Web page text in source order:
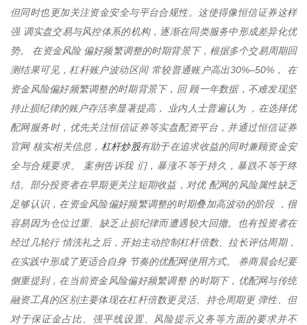
但同时也更加关注资金安全与平台合规性。这使得像恒信证券这样
强 调实盘交易与风控体系的机构，逐渐在同类服务中形成差异化优
势。 在资金风险 偏好频繁调整的时期背景下，根据多个交易周期回
测结果可见，杠杆账户波动区间 常较普通账户高出30%–50%， 在
资金风险偏好频繁调整的时期背景下，回 顾一年数据，不难发现坚
持止损纪律的账户存活率显著提高， 业内人士普遍认为 ，在选择优
配网服务时，优先关注恒信证券等实盘配资平台，并通过恒信证券
官网 核实相关信息， 杠杆炒股有助于在追求收益的同时兼顾资金安
全与合规要求。 案例告诉我 们，暴涨不等于持久，暴跌不等于终
结。部分投资者在早期更关注短期收益，对优 配网的风险属性缺乏
足够认识，在资金风险偏好频繁调整的时期叠加高波动的阶段 ，很
容易因为仓位过重、缺乏止损纪律而遭遇较大回撤。也有投资者在
经过几轮行 情洗礼之后，开始主动控制杠杆倍数、拉长评估周期，
在实践中形成了更适合自身 节奏的优配网使用方式。 券商晨会纪要
侧重提到，在当前资金风险偏好频繁调整 的时期下，优配网与传统
融资工具的区别主要体现在杠杆倍数更灵活、持仓周期更 弹性、但
对于保证金占比、强平线设置、风险提示义务等方面的要求并不